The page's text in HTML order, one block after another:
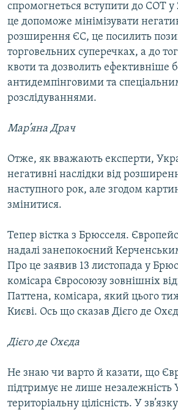
спромогнеться вступити до СОТ
це допоможе мінімізувати
розширення ЄС, це посилить
торговельних суперечках, а до
квоти та дозволить ефективніше
антидемпінговими та
розслідуваннями.
Мар’яна Драч
Отже, як вважають експерти,
негативні наслідки від
наступного рок, але згодом
змінитися.
Тепер вістка з Брюсселя.
надалі занепокоєний
Про це заявив 13 листопада у
комісара Євросоюзу зовнішніх
Паттена, комісара, який цього
Києві. Ось що сказав Дієго де
Дієго де Охєда
Не знаю чи варто й казати, що
підтримує не лише незалежність
територіальну цілісність. У